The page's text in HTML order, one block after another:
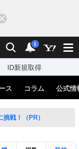
検索 通知
i
ID新規取得
ス コラム 公式情
戦！（PR）